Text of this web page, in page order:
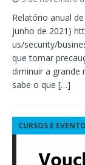
Relatório anual
junho de 2021)
us/security/
que tomar
diminuir a grande
sabe o que […]
CURSOS E